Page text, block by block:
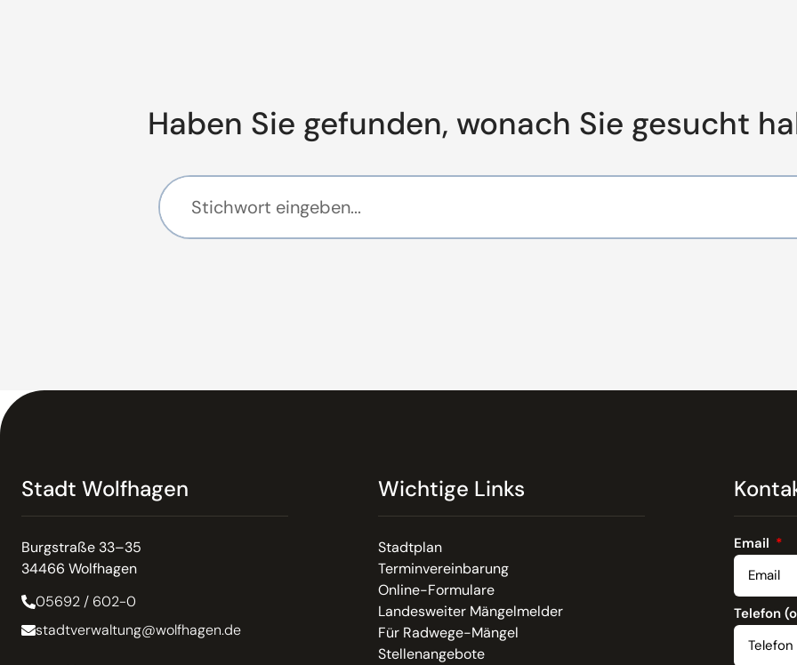
Haben Sie gefunden, wonach Sie gesucht
Stadt Wolfhagen
Burgstraße 33–35
34466 Wolfhagen
05692 / 602-0
stadtverwaltung@wolfhagen.de
Wichtige Links
Stadtplan
Terminvereinbarung
Online-Formulare
Landesweiter Mängelmelder
Für Radwege-Mängel
Stellenangebote
Email
Telefon